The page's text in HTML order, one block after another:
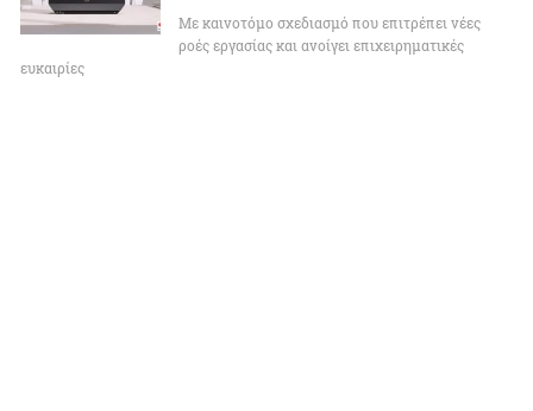
Με καινοτόμο σχεδιασμό που επιτρέπει νέες
ροές εργασίας και ανοίγει επιχειρηματικές
ευκαιρίες